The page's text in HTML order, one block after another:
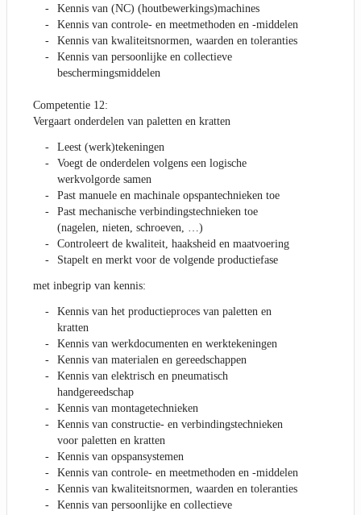
Kennis van (NC) (houtbewerkings)machines
Kennis van controle- en meetmethoden en -middelen
Kennis van kwaliteitsnormen, waarden en toleranties
Kennis van persoonlijke en collectieve
beschermingsmiddelen
Competentie 12:
Vergaart onderdelen van paletten en kratten
Leest (werk)tekeningen
Voegt de onderdelen volgens een logische
werkvolgorde samen
Past manuele en machinale opspantechnieken toe
Past mechanische verbindingstechnieken toe
(nagelen, nieten, schroeven, …)
Controleert de kwaliteit, haaksheid en maatvoering
Stapelt en merkt voor de volgende productiefase
met inbegrip van kennis:
Kennis van het productieproces van paletten en
kratten
Kennis van werkdocumenten en werktekeningen
Kennis van materialen en gereedschappen
Kennis van elektrisch en pneumatisch
handgereedschap
Kennis van montagetechnieken
Kennis van constructie- en verbindingstechnieken
voor paletten en kratten
Kennis van opspansystemen
Kennis van controle- en meetmethoden en -middelen
Kennis van kwaliteitsnormen, waarden en toleranties
Kennis van persoonlijke en collectieve